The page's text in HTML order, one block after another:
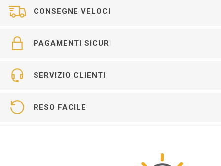
CONSEGNE VELOCI
PAGAMENTI SICURI
SERVIZIO CLIENTI
RESO FACILE